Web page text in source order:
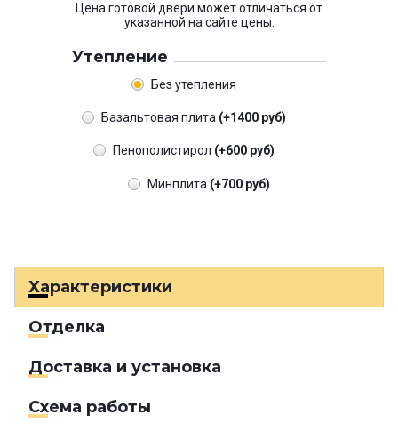
Цена готовой двери может отличаться от
указанной на сайте цены.
Утепление
Без утепления
Базальтовая плита (+1400 руб)
Пенополистирол (+600 руб)
Минплита (+700 руб)
Характеристики
Отделка
Доставка и установка
Схема работы